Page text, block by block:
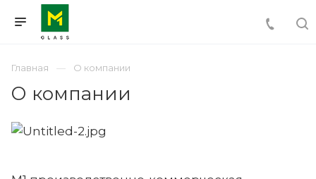
Главная О компании
О компании